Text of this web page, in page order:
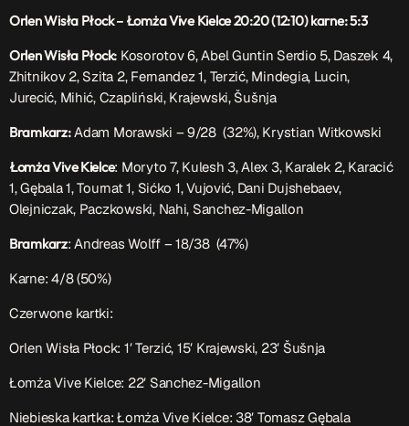
Orlen Wisła Płock – Łomża Vive Kielce 20:20 (12:10) karne: 5:3
Orlen Wisła Płock: Kosorotov 6, Abel Guntin Serdio 5, Daszek 4,
Zhitnikov 2, Szita 2, Fernandez 1, Terzić, Mindegia, Lucin,
Jurecić, Mihić, Czapliński, Krajewski, Šušnja
Bramkarz:Adam Morawski – 9/28 (32%), Krystian Witkowski
Łomża Vive Kielce: Moryto 7, Kulesh 3, Alex 3, Karalek 2, Karacić
1, Gębala 1, Tournat 1, Sićko 1, Vujović, Dani Dujshebaev,
Olejniczak, Paczkowski, Nahi, Sanchez-Migallon
Bramkarz: Andreas Wolff – 18/38 (47%)
Karne: 4/8 (50%)
Czerwone kartki:
Orlen Wisła Płock: 1′ Terzić, 15′ Krajewski, 23′ Šušnja
Łomża Vive Kielce: 22′ Sanchez-Migallon
Niebieska kartka: Łomża Vive Kielce: 38′ Tomasz Gębala